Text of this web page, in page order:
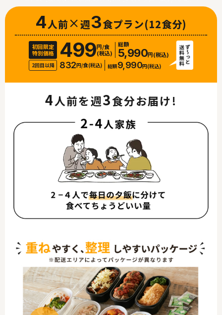
4人前×週3食プラン(12食分)
初回限定
特別価格
499円/食
(税込)
総額
5,990円(税込)
2回目以降 832円/食(税込) 総額9,990円(税込)
4人前を週3食分お届け!